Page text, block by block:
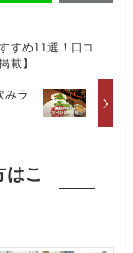
すめ11選！口コ
載】
みラ
はこ